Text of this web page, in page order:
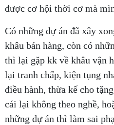
được cơ hội thời cơ mà
Có những dự án đã xây
khâu bán hàng, còn có
thì lại gặp kk về khâu vận
lại tranh chấp, kiện tụng
điều hành, thừa kế cho
cái lại không theo nghề,
những dự án thì làm sai